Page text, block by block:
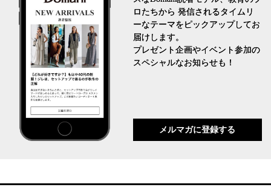
ロたちから 発信されるタイムリ
ーなテーマをピックアップしてお
届けします。
プレゼント企画やイベント参加の
スペシャルなお知らせも！
メルマガに登録する